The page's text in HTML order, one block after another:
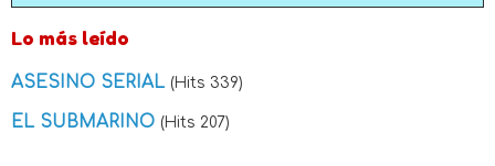
Lo más leído
ASESINO SERIAL (Hits 339)
EL SUBMARINO (Hits 207)